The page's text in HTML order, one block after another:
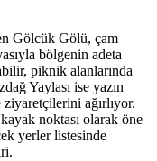
Gölcük Gölü, çam
bölgenin adeta
piknik alanlarında
Yaylası ise yazın
ağırlıyor.
noktası olarak öne
yerler listesinde